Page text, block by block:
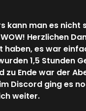
kann man es nicht
Herzlichen
es war
1,5 Stunden
zu Ende war der
Discord ging es
weiter.